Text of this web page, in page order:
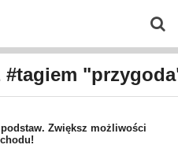
Zwiększ możliwości